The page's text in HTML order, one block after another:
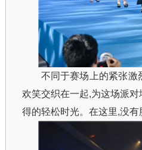
不同于赛场上的紧张激
欢笑交织在一起,为这场派
得的轻松时光。在这里,没